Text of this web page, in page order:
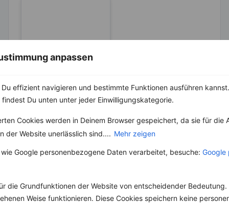
anpassen
effizient navigieren und bestimmte Funktionen ausführen
Du unten unter jeder Einwilligungskategorie.
Cookies werden in Deinem Browser gespeichert, da sie für die
der Website unerlässlich sind.... Mehr zeigen
Google personenbezogene Daten verarbeitet, besuche: Google
die Grundfunktionen der Website von entscheidender Bedeutung.
Weise funktionieren. Diese Cookies speichern keine
KRÄUTER & GEWÜRZE
Unterschiede
zwischen den
Die Heimat des echten
Malabarküste in Indien.
Dort ist auch das